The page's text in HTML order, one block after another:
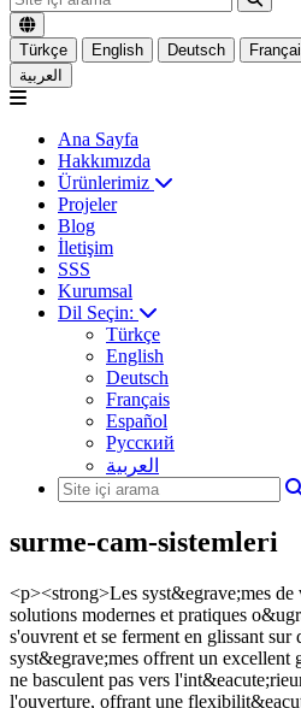
Türkçe English Deutsch
العربية
Ana Sayfa
Hakkımızda
Ürünlerimiz
Projeler
Blog
İletişim
SSS
Kurumsal
Dil Seçin:
Türkçe
English
Deutsch
Français
Español
Русский
العربية
surme-cam-sistemleri
<p><strong>Les syst&egrave;mes de
solutions modernes et pratiques
s'ouvrent et se ferment en glissant sur
syst&egrave;mes offrent un excellent
ne basculent pas vers
l'ouverture, offrant une